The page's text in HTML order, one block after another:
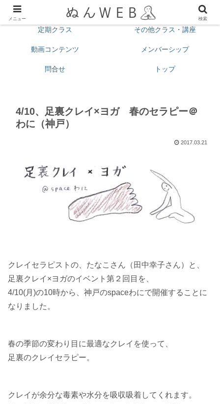
プロフィール 今月の予定
定期クラス その他クラス・講座
動画コンテンツ メンバーシップ
問合せ トップ
4/10、足裏クレイ×ヨガ 春のセラピー＠
わに（神戸）
2017.03.21
クレイセラピストの、たなこさん（田中幸子さん）と、
足裏クレイ×ヨガのイベント第２回目を、
4/10(月)の10時から、神戸のspaceわにで開催することに
なりました。
春の季節の変わり目に最適なクレイを使って、
足裏のクレイセラピー。
クレイが余分な毒素や水分を吸収吸着してくれます。
メニュー 検索